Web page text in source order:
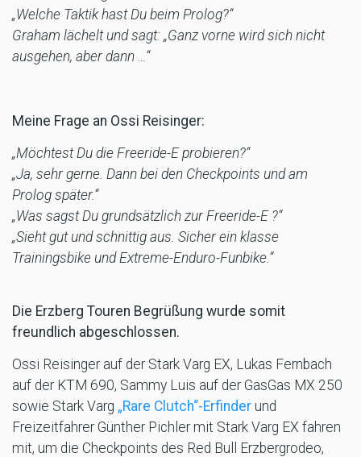
„Welche Taktik hast Du beim Prolog?“
Graham lächelt und sagt: „Ganz vorne wird sich nicht
ausgehen, aber dann …“
Meine Frage an Ossi Reisinger:
„Möchtest Du die Freeride-E probieren?“
„Ja, sehr gerne. Dann bei den Checkpoints und am
Prolog später.“
„Was sagst Du grundsätzlich zur Freeride-E ?“
„Sieht gut und schnittig aus. Sicher ein klasse
Trainingsbike und Extreme-Enduro-Funbike.“
Die Erzberg Touren Begrüßung wurde somit
freundlich abgeschlossen.
Ossi Reisinger auf der Stark Varg EX, Lukas Fernbach
auf der KTM 690, Sammy Luis auf der GasGas MX 250
sowie Stark Varg „Rare Clutch“-Erfinder und
Freizeitfahrer Günther Pichler mit Stark Varg EX fahren
mit, um die Checkpoints des Red Bull Erzbergrodeo,